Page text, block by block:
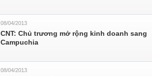
08/04/2013
CNT: Chủ trương mở rộng kinh doanh sang
Campuchia
08/04/2013